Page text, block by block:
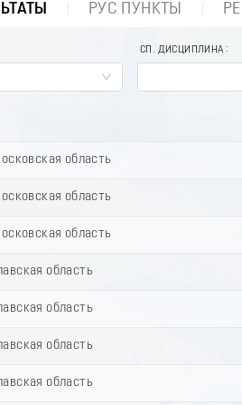
РУС ПУНКТЫ
СП. ДИСЦИПЛИНА
область
область
область
область
область
область
область